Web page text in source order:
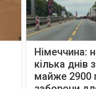
Німеччина:
кілька днів
майже 2900